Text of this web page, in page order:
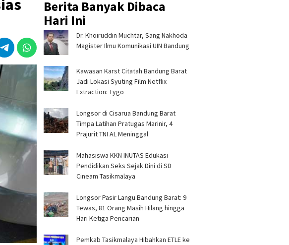
Berita Banyak Dibaca
Hari Ini
Dr. Khoiruddin Muchtar, Sang Nakhoda
Magister Ilmu Komunikasi UIN Bandung
Kawasan Karst Citatah Bandung Barat
Jadi Lokasi Syuting Film Netflix
Extraction: Tygo
Longsor di Cisarua Bandung Barat
Timpa Latihan Pra­tugas Marinir, 4
Prajurit TNI AL Meninggal
Mahasiswa KKN INUTAS Edukasi
Pendidikan Seks Sejak Dini di SD
Cineam Tasikmalaya
Longsor Pasir Langu Bandung Barat: 9
Tewas, 81 Orang Masih Hilang hingga
Hari Ketiga Pencarian
Pemkab Tasikmalaya Hibahkan ETLE ke